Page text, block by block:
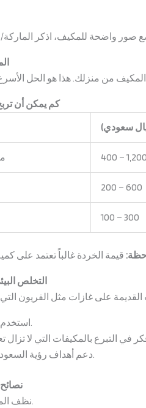
كم يمكن أن
سعودي)
400 – 1,200
200 – 600
100 – 300
التخلص
استخدم ساحات خردة معتمدة.
دعم أهداف رؤية السعودية 2030 لإعادة التدوير.
✅ نظف المكيف جيداً قبل عرضه للبيع.